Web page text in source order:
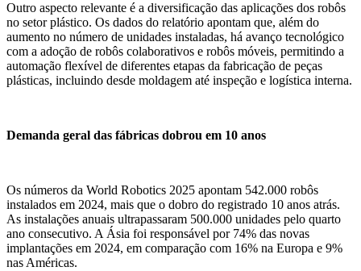
Outro aspecto relevante é a diversificação das aplicações dos robôs
no setor plástico. Os dados do relatório apontam que, além do
aumento no número de unidades instaladas, há avanço tecnológico
com a adoção de robôs colaborativos e robôs móveis, permitindo a
automação flexível de diferentes etapas da fabricação de peças
plásticas, incluindo desde moldagem até inspeção e logística interna.
Demanda geral das fábricas dobrou em 10 anos
Os números da World Robotics 2025 apontam 542.000 robôs
instalados em 2024, mais que o dobro do registrado 10 anos atrás.
As instalações anuais ultrapassaram 500.000 unidades pelo quarto
ano consecutivo. A Ásia foi responsável por 74% das novas
implantações em 2024, em comparação com 16% na Europa e 9%
nas Américas.